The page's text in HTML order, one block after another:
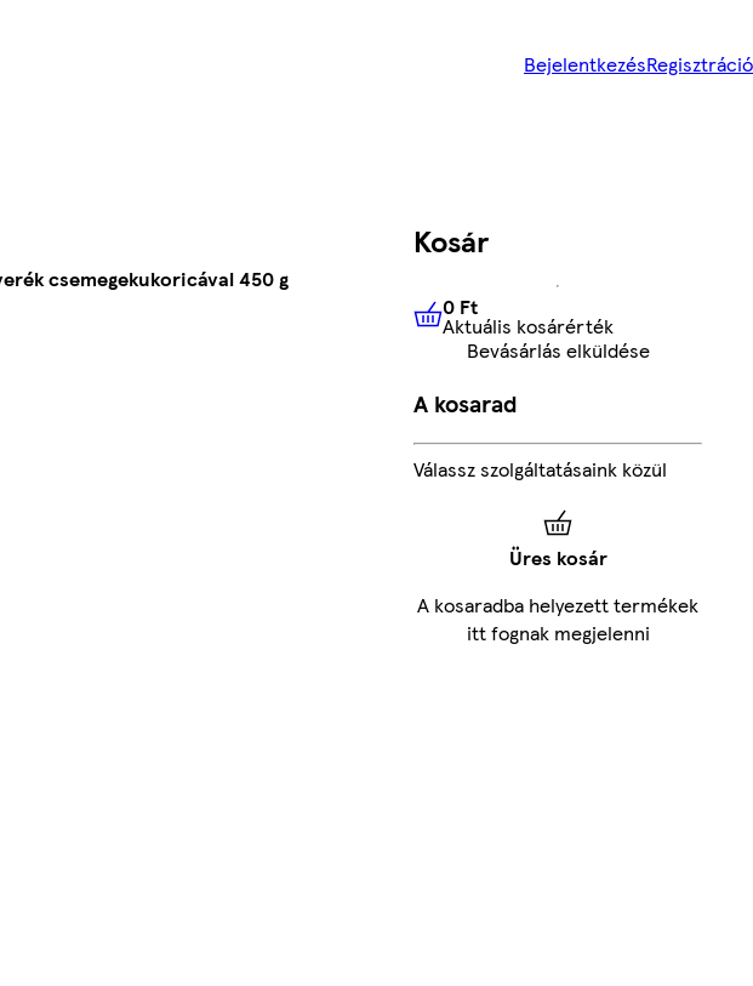
BejelentkezésRegisztráció
csemegekukoricával 450 g
Kosár
0 FtAktuális kosárérték
0 Ft
Aktuális kosárérték
Bevásárlás elküldése
A kosarad
Válassz szolgáltatásaink közül
Üres kosár
A kosaradba helyezett termékek
itt fognak megjelenni